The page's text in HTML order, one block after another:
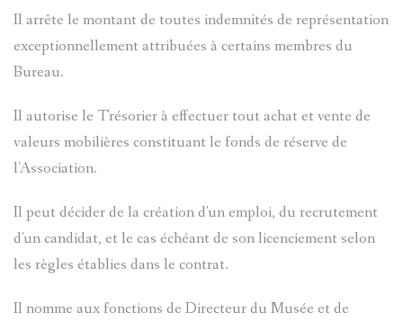
Il arrête le montant de toutes indemnités de représentation
exceptionnellement attribuées à certains membres du
Bureau.
Il autorise le Trésorier à effectuer tout achat et vente de
valeurs mobilières constituant le fonds de réserve de
l'Association.
Il peut décider de la création d'un emploi, du recrutement
d'un candidat, et le cas échéant de son licenciement selon
les règles établies dans le contrat.
Il nomme aux fonctions de Directeur du Musée et de